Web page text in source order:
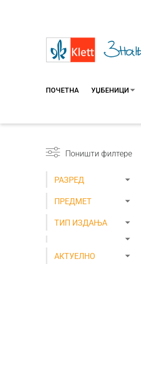
ПОЧЕТНА УЏБЕНИЦИ
Поништи филтере
РАЗРЕД
ПРЕДМЕТ
ТИП ИЗДАЊА
АКТУЕЛНО